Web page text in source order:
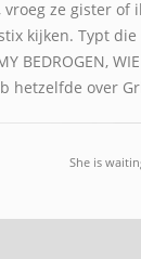
ze gister of
kijken. Typt
BEDROGEN,
hetzelfde over
She is